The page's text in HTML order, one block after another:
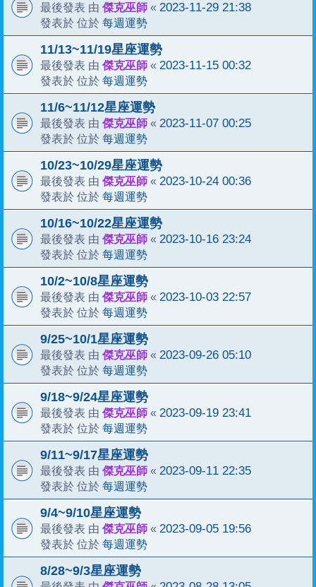
最後發表 由 傑克巫師 « 2023-11-29 21:38
發表於 位於 每週運勢
11/13~11/19星座運勢
最後發表 由 傑克巫師 « 2023-11-15 00:32
發表於 位於 每週運勢
11/6~11/12星座運勢
最後發表 由 傑克巫師 « 2023-11-07 00:25
發表於 位於 每週運勢
10/23~10/29星座運勢
最後發表 由 傑克巫師 « 2023-10-24 00:36
發表於 位於 每週運勢
10/16~10/22星座運勢
最後發表 由 傑克巫師 « 2023-10-16 23:24
發表於 位於 每週運勢
10/2~10/8星座運勢
最後發表 由 傑克巫師 « 2023-10-03 22:57
發表於 位於 每週運勢
9/25~10/1星座運勢
最後發表 由 傑克巫師 « 2023-09-26 05:10
發表於 位於 每週運勢
9/18~9/24星座運勢
最後發表 由 傑克巫師 « 2023-09-19 23:41
發表於 位於 每週運勢
9/11~9/17星座運勢
最後發表 由 傑克巫師 « 2023-09-11 22:35
發表於 位於 每週運勢
9/4~9/10星座運勢
最後發表 由 傑克巫師 « 2023-09-05 19:56
發表於 位於 每週運勢
8/28~9/3星座運勢